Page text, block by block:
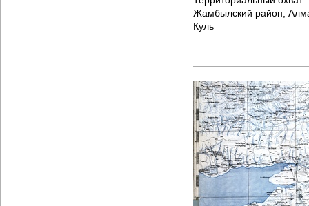
Жамбылский район,
Куль